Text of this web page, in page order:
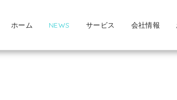
ホーム NEWS サービス 会社情報